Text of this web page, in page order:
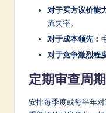
对于买方议价能
流失率。
对于成本领先：
对于竞争激烈程
定期审查周期
安排每季度或每半年